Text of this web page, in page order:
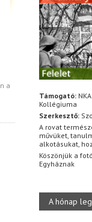
a
Támogató:
Kollégiuma
Szerkesztő:
A rovat
művüket,
alkotásukat,
Köszönjük a
Egyháznak
A hónap